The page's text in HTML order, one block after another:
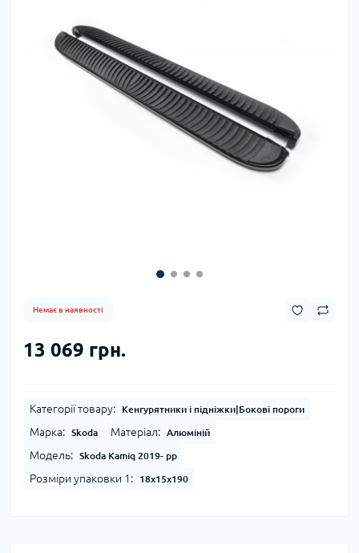
Немає в наявності
13 069 грн.
Категорії товару: Кенгурятники і підніжки|Бокові пороги
Марка: Skoda Матеріал: Алюміній
Модель: Skoda Kamiq 2019- рр
Розміри упаковки 1: 18x15x190